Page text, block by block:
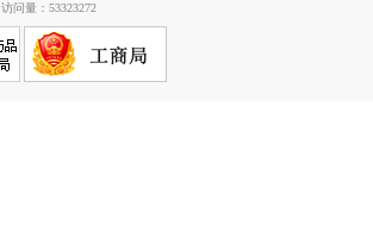
访问量：53323272